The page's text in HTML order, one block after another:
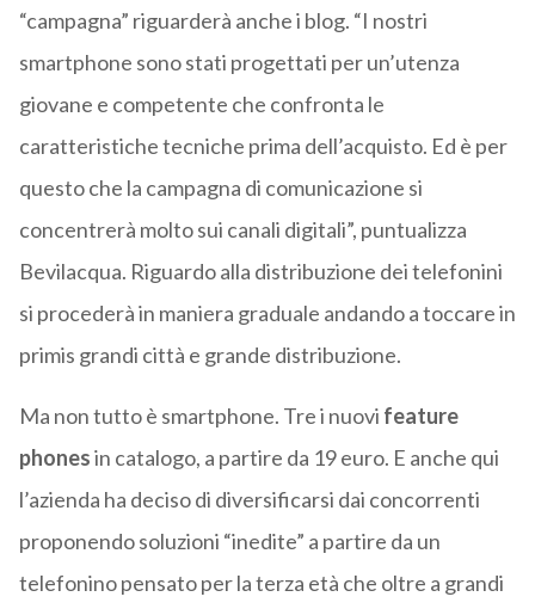
“campagna” riguarderà anche i blog. “I nostri
smartphone sono stati progettati per un’utenza
giovane e competente che confronta le
caratteristiche tecniche prima dell’acquisto. Ed è per
questo che la campagna di comunicazione si
concentrerà molto sui canali digitali”, puntualizza
Bevilacqua. Riguardo alla distribuzione dei telefonini
si procederà in maniera graduale andando a toccare in
primis grandi città e grande distribuzione.
Ma non tutto è smartphone. Tre i nuovi feature
phonesin catalogo, a partire da 19 euro. E anche qui
l’azienda ha deciso di diversificarsi dai concorrenti
proponendo soluzioni “inedite” a partire da un
telefonino pensato per la terza età che oltre a grandi